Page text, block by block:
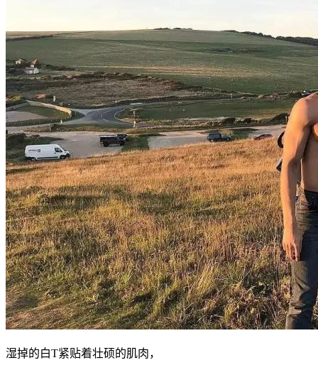
湿掉的白T紧贴着壮硕的肌肉，